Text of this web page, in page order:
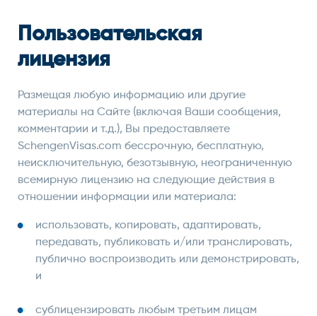
Пользовательская
лицензия
Размещая любую информацию или другие
материалы на Сайте (включая Ваши сообщения,
комментарии и т.д.), Вы предоставляете
SchengenVisas.com бессрочную, бесплатную,
неисключительную, безотзывную, неограниченную
всемирную лицензию на следующие действия в
отношении информации или материала:
использовать, копировать, адаптировать,
передавать, публиковать и/или транслировать,
публично воспроизводить или демонстрировать,
и
сублицензировать любым третьим лицам